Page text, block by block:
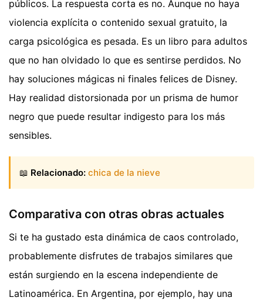
públicos. La respuesta corta es no. Aunque no haya
violencia explícita o contenido sexual gratuito, la
carga psicológica es pesada. Es un libro para adultos
que no han olvidado lo que es sentirse perdidos. No
hay soluciones mágicas ni finales felices de Disney.
Hay realidad distorsionada por un prisma de humor
negro que puede resultar indigesto para los más
sensibles.
📖 Relacionado: chica de la nieve
Comparativa con otras obras actuales
Si te ha gustado esta dinámica de caos controlado,
probablemente disfrutes de trabajos similares que
están surgiendo en la escena independiente de
Latinoamérica. En Argentina, por ejemplo, hay una